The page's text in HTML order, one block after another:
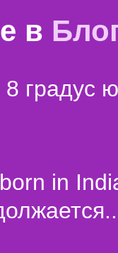
в
градус
in